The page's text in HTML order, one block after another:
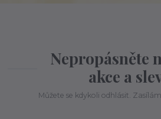
Nepropásněte
akce a
Můžete se kdykoli odhlásit.